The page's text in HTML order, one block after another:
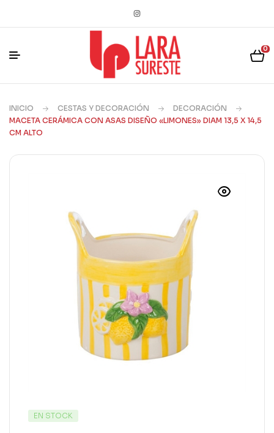
0
INICIO CESTAS Y DECORACIÓN
DECORACIÓN
MACETA CERÁMICA CON ASAS DISEÑO «LIMONES» DIAM 13,5 X 14,5
CM ALTO
EN STOCK